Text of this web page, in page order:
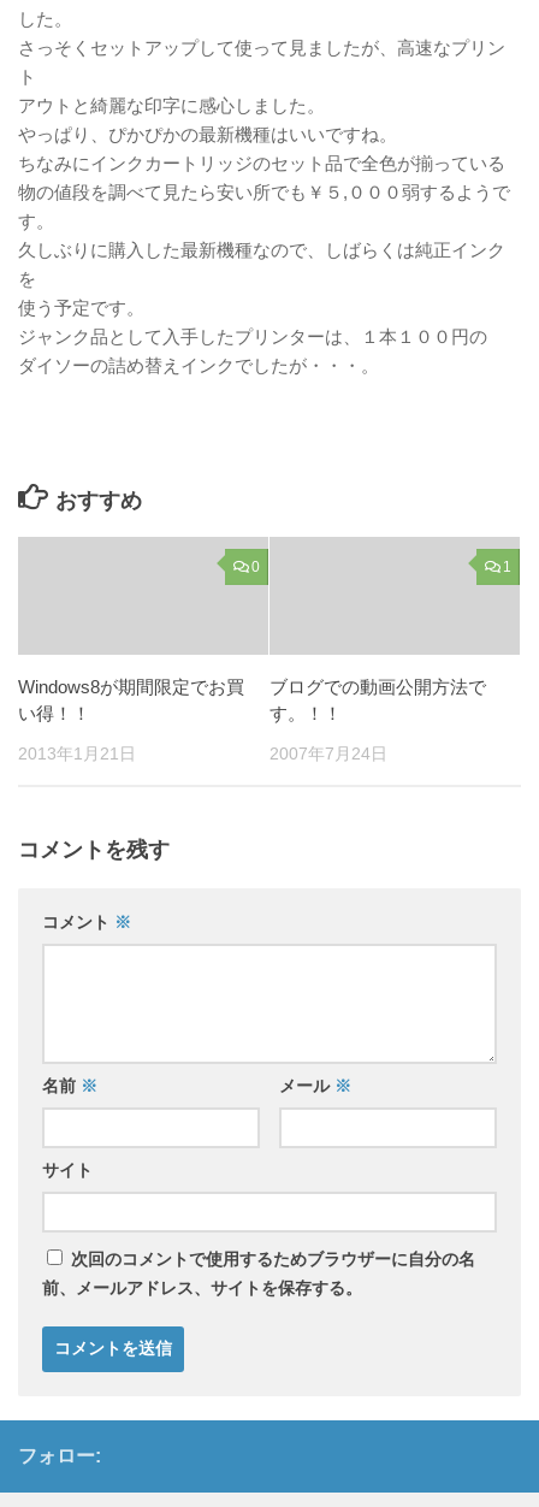
した。
さっそくセットアップして使って見ましたが、高速なプリン
ト
アウトと綺麗な印字に感心しました。
やっぱり、ぴかぴかの最新機種はいいですね。
ちなみにインクカートリッジのセット品で全色が揃っている
物の値段を調べて見たら安い所でも￥５,０００弱するようで
す。
久しぶりに購入した最新機種なので、しばらくは純正インク
を
使う予定です。
ジャンク品として入手したプリンターは、１本１００円の
ダイソーの詰め替えインクでしたが・・・。
おすすめ
0
Windows8が期間限定でお買
い得！！
2013年1月21日
1
ブログでの動画公開方法で
す。！！
2007年7月24日
コメントを残す
コメント ※
名前 ※ メール ※
サイト
次回のコメントで使用するためブラウザーに自分の名
前、メールアドレス、サイトを保存する。
フォロー: